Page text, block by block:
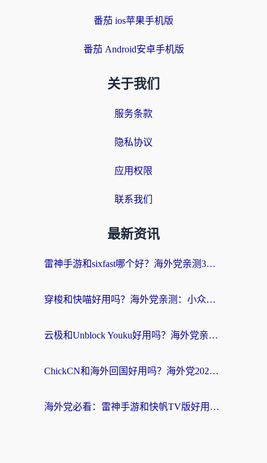
番茄 ios苹果手机版
番茄 Android安卓手机版
关于我们
服务条款
隐私协议
应用权限
联系我们
最新资讯
雷神手游和sixfast哪个好？海外党亲测3款回国加速器，教你选对不踩坑
穿梭和快喵好用吗？海外党亲测：小众加速器对比+番茄加速器深度体验
云极和Unblock Youku好用吗？海外党亲测+2026回国加速器避坑指南
ChickCN和海外回国好用吗？海外党2026亲测：从手游到影音，选对加速器的3个关键
海外党必看：雷神手游和快帆TV版好用吗？3步选对回国加速器不踩坑